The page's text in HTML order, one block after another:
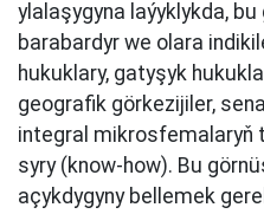
ylalaşygyna laýyklykda,
barabardyr we olara
hukuklary, gatyşyk
geografik görkezijiler,
integral mikrosfemalaryň
syry (know-how). Bu
açykdygyny bellemek